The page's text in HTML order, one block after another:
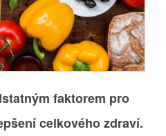
faktorem pro
celkového zdraví.